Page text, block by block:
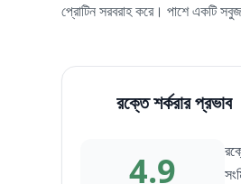
প্রোটিন সরবরাহ করে। পাশে একটি
রক্তে শর্করার প্রভাব
4.9